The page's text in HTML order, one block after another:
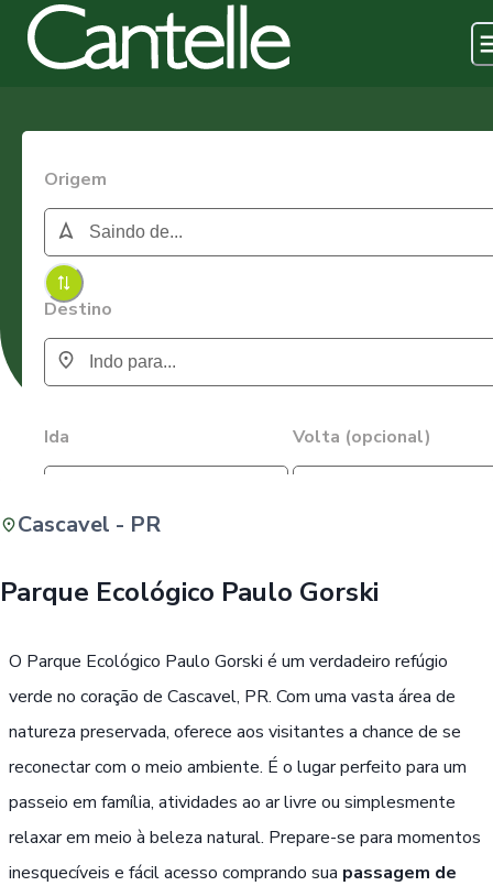
Origem
Destino
Ida Volta (opcional)
Cascavel - PR
Parque Ecológico Paulo Gorski
O Parque Ecológico Paulo Gorski é um verdadeiro refúgio
verde no coração de Cascavel, PR. Com uma vasta área de
natureza preservada, oferece aos visitantes a chance de se
reconectar com o meio ambiente. É o lugar perfeito para um
passeio em família, atividades ao ar livre ou simplesmente
relaxar em meio à beleza natural. Prepare-se para momentos
inesquecíveis e fácil acesso comprando sua passagem de